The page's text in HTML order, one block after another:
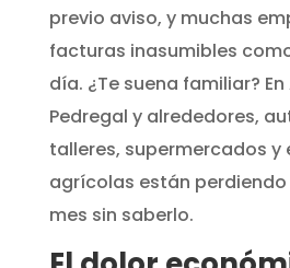
previo aviso, y muchas
facturas inasumibles
día. ¿Te suena familiar?
Pedregal y alrededores,
talleres, supermercados y
agrícolas están
mes sin saberlo.